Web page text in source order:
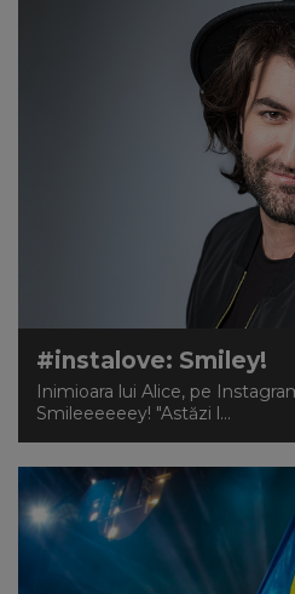
#instalove: Smiley!
Inimioara lui Alice, pe
Smileeeeeey! "Astăzi l...